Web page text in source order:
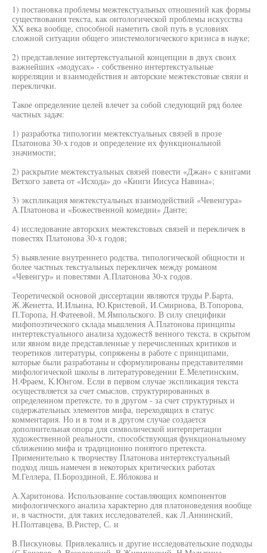
1) постановка проблемы межтекстуальных отношений как формы
существования текста, как онтологической проблемы искусства
XX века вообще, способной наметить свой путь в условиях
сложной ситуации общего эпистемологического кризиса в науке;
2) представление интертекстуальной концепции в двух своих
важнейших «модусах» - собственно интертекстуальные
корреляции и взаимодействия и авторские межтекстовые связи и
переклички.
Такое определение целей влечет за собой следующий ряд более
частных задач:
1) разработка типологии межтекстуальных связей в прозе
Платонова 30-х годов и определение их функциональной
значимости;
2) раскрытие межтекстуальных связей повести «Джан» с книгами
Ветхого завета от «Исхода» до «Книги Иисуса Навина»;
3) экспликация межтекстуальных взаимодействий «Чевенгура»
А.Платонова и «Божественной комедии» Данте;
4) исследование авторских межтекстовых связей и перекличек в
повестях Платонова 30-х годов;
5) выявление внутреннего родства, типологической общности и
более частных текстуальных перекличек между романом
«Чевенгур» и повестями А.Платонова 30-х годов.
Теоретической основой диссертации являются труды Р.Барта,
Ж.Женетта, И.Ильина, Ю.Кристевой, И.Смирнова, В.Топорова,
П.Торопа, Н.Фатеевой, М.Ямпольского. В силу специфики
мифопоэтического склада мышления А.Платонова принципы
интертекстуального анализа художест8 венного текста, в скрытом
или явном виде представленные у перечисленных критиков и
теоретиков литературы, сопряжены в работе с принципами,
которые были разработаны и сформулированы представителями
мифологической школы в литературоведении Е.Мелетинским,
Н.Фраем, К.Юнгом. Если в первом случае экспликация текста
осуществляется за счет смыслов, структурированных в
определенном претексте, то в другом - за счет структурных и
содержательных элементов мифа, переходящих в статус
комментария. Но и в том и в другом случае создается
дополнительная опора для символической интерпретации
художественной реальности, способствующая функциональному
сближению мифа и традиционно понятого претекста.
Применительно к творчеству Платонова интертекстуальный
подход лишь намечен в некоторых критических работах
М.Геллера, П.Бороздиной, Е.Яблокова и
A.Харитонова. Использование составляющих компонентов
мифологического анализа характерно для платоноведения вообще
и, в частности, для таких исследователей, как Л.Аннинский,
Н.Полтавцева, В.Ристер, С. и
B.Пискуновы. Привлекались и другие исследовательские подходы